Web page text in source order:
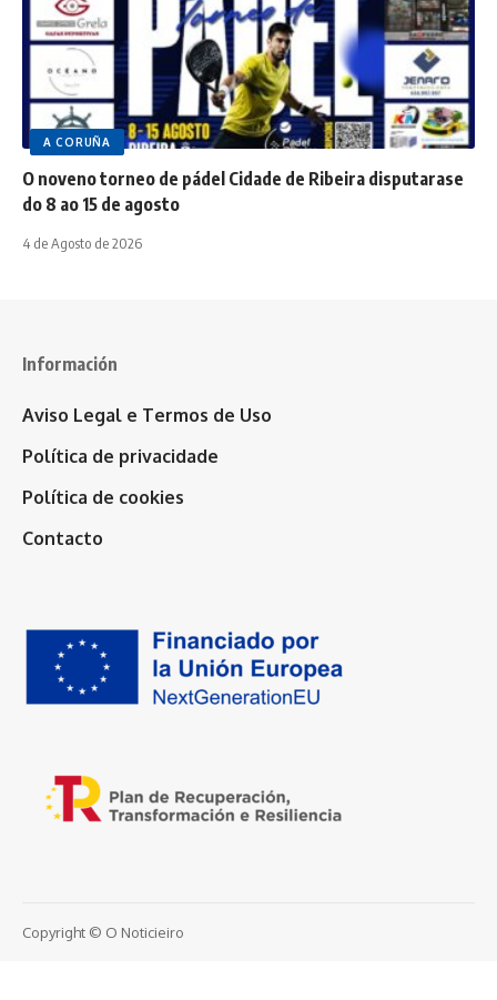
A CORUÑA
O noveno torneo de pádel Cidade de Ribeira disputarase
do 8 ao 15 de agosto
4 de Agosto de 2026
Información
Aviso Legal e Termos de Uso
Política de privacidade
Política de cookies
Contacto
Copyright © O Noticieiro